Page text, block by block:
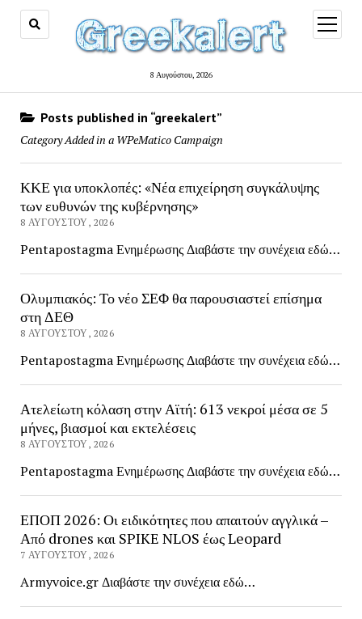
8 Αυγούστου, 2026
open
menu
Posts published in “greekalert”
Category Added in a WPeMatico Campaign
ΚΚΕ για υποκλοπές: «Νέα επιχείρηση συγκάλυψης
των ευθυνών της κυβέρνησης»
8 ΑΥΓΟΎΣΤΟΥ, 2026
Pentapostagma Ενημέρωσης Διαβάστε την συνέχεια εδώ…
Ολυμπιακός: Το νέο ΣΕΦ θα παρουσιαστεί επίσημα
στη ΔΕΘ
8 ΑΥΓΟΎΣΤΟΥ, 2026
Pentapostagma Ενημέρωσης Διαβάστε την συνέχεια εδώ…
Ατελείωτη κόλαση στην Αϊτή: 613 νεκροί μέσα σε 5
μήνες, βιασμοί και εκτελέσεις
8 ΑΥΓΟΎΣΤΟΥ, 2026
Pentapostagma Ενημέρωσης Διαβάστε την συνέχεια εδώ…
ΕΠΟΠ 2026: Οι ειδικότητες που απαιτούν αγγλικά –
Από drones και SPIKE NLOS έως Leopard
7 ΑΥΓΟΎΣΤΟΥ, 2026
Armyvoice.gr Διαβάστε την συνέχεια εδώ…